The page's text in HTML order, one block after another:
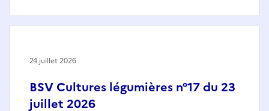
BSV Cultures légumières n°17 du 23
juillet 2026
24 juillet 2026